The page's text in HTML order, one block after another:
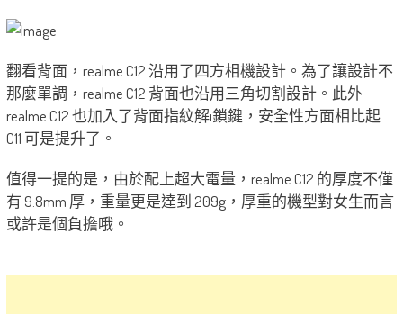
翻看背面，realme C12 沿用了四方相機設計。為了讓設計不
那麼單調，realme C12 背面也沿用三角切割設計。此外
realme C12 也加入了背面指紋解i鎖鍵，安全性方面相比起
C11 可是提升了。
值得一提的是，由於配上超大電量，realme C12 的厚度不僅
有 9.8mm 厚，重量更是達到 209g，厚重的機型對女生而言
或許是個負擔哦。